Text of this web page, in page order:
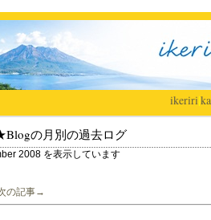
ikeriri|
の月別の過去ログ
2008 を表示しています
の記事→